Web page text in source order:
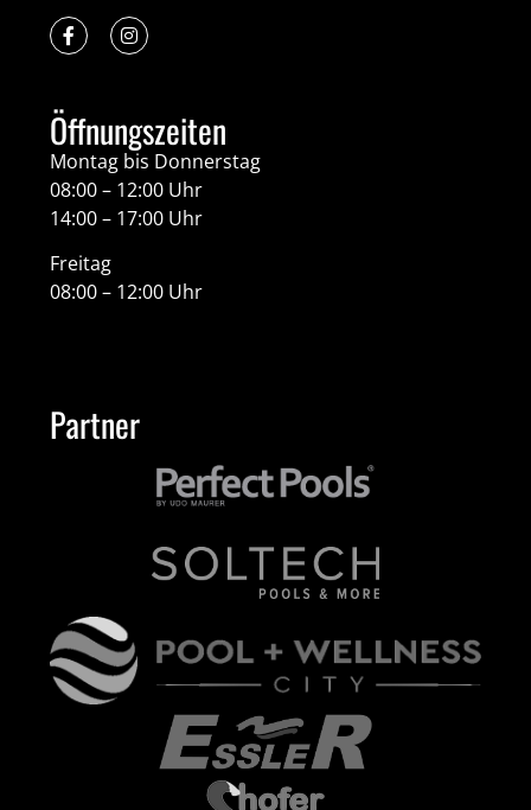
Öffnungszeiten
Montag bis Donnerstag
08:00 – 12:00 Uhr
14:00 – 17:00 Uhr
Freitag
08:00 – 12:00 Uhr
Partner